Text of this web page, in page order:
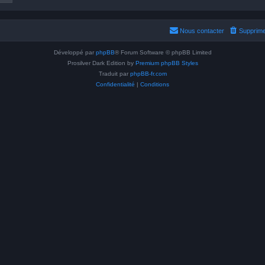
Nous contacter
Développé par phpBB® Forum Software © phpBB Limited
Prosilver Dark Edition by Premium phpBB Styles
Traduit par phpBB-fr.com
Confidentialité | Conditions